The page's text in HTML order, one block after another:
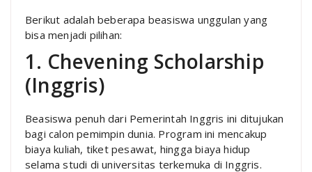
Berikut adalah beberapa beasiswa unggulan yang
bisa menjadi pilihan:
1. Chevening Scholarship
(Inggris)
Beasiswa penuh dari Pemerintah Inggris ini ditujukan
bagi calon pemimpin dunia. Program ini mencakup
biaya kuliah, tiket pesawat, hingga biaya hidup
selama studi di universitas terkemuka di Inggris.